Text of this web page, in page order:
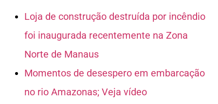
Loja de construção destruída por incêndio
foi inaugurada recentemente na Zona
Norte de Manaus
Momentos de desespero em embarcação
no rio Amazonas; Veja vídeo